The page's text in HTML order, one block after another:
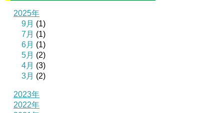
2025年
9月 (1)
7月 (1)
6月 (1)
5月 (2)
4月 (3)
3月 (2)
2023年
2022年